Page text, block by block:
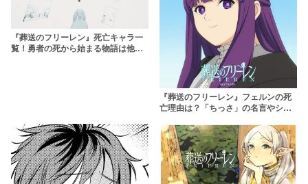
『葬送のフリーレン』死亡キャラ一
覧！勇者の死から始まる物語は他に
『葬送のフリーレン』フェルンの死
亡理由は？「ちっさ」の名言やシュ
い一面も？